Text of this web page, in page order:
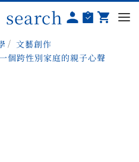
search
文藝創作
個跨性別家庭的親子心聲